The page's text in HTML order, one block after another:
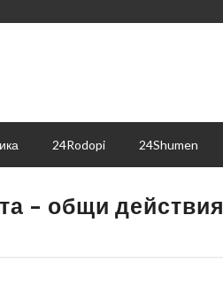
24Rodopi 24Shumen
– общи действия